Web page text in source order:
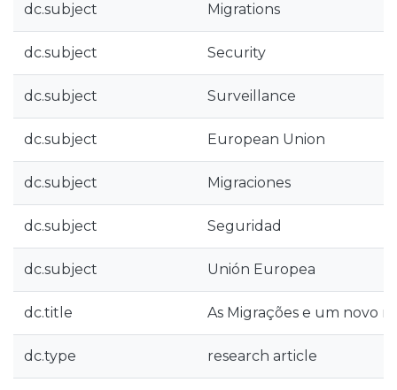
dc.subject Migrations
dc.subject Security
dc.subject Surveillance
dc.subject European Union
dc.subject Migraciones
dc.subject Seguridad
dc.subject Unión Europea
dc.title As Migrações e um novo
dc.type research article